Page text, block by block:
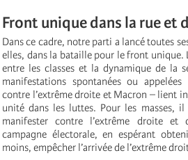
Front unique dans la rue et
Dans ce cadre, notre parti a lancé toutes
elles, dans la bataille pour le front unique.
entre les classes et la dynamique de la
manifestations spontanées ou
contre l’extrême droite et Macron – lient
unité dans les luttes. Pour les masses,
manifester contre l’extrême droite
campagne électorale, en espérant
moins, empêcher l’arrivée de l’extrême